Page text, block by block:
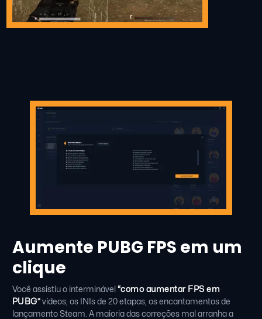
Aumente PUBG FPS em um
clique
Você assistiu o interminável“como aumentar FPS em
PUBG”vídeos; os INIs de 20 etapas, os encantamentos de
lançamento Steam. A maioria das correções mal arranha a